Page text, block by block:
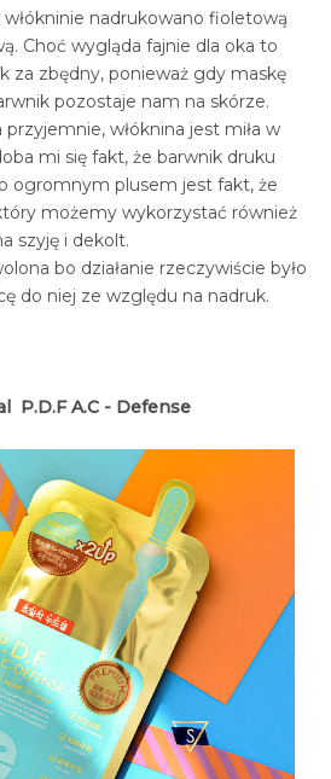
nadrukowano fioletową
Choć wygląda fajnie dla oka to
za zbędny, ponieważ gdy maskę
pozostaje nam na skórze.
przyjemnie, włóknina jest miła w
mi się fakt, że barwnik druku
ogromnym plusem jest fakt, że
możemy wykorzystać również
szyję i dekolt.
bo działanie rzeczywiście było
do niej ze względu na nadruk.
P.D.F A.C - Defense